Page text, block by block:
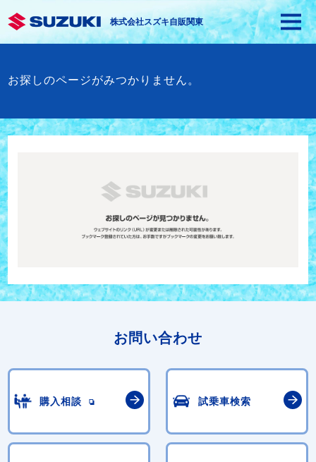
株式会社スズキ自販関東
お探しのページがみつかりません。
お問い合わせ
購入相談 試乗車検索